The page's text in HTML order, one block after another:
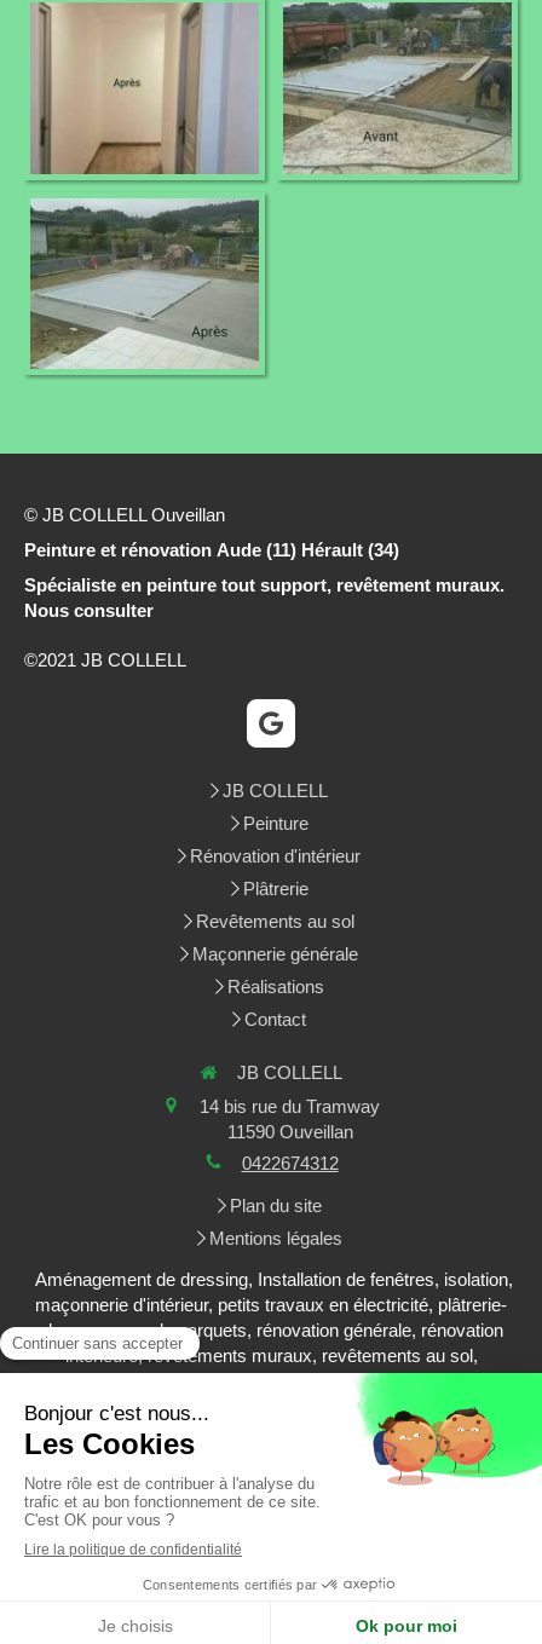
Appeler Demander un devis
© JB COLLELL Ouveillan
Peinture et rénovation Aude (11) Hérault (34)
Spécialiste en peinture tout support, revêtement muraux.
Nous consulter
©2021 JB COLLELL
JB COLLELL
Peinture
Rénovation d'intérieur
Plâtrerie
Revêtements au sol
Maçonnerie générale
Réalisations
Contact
JB COLLELL
14 bis rue du Tramway
11590 Ouveillan
0422674312
Plan du site
Mentions légales
Aménagement de dressing, Installation de fenêtres, isolation,
maçonnerie d'intérieur, petits travaux en électricité, plâtrerie-
plaques, pose de parquets, rénovation générale, rénovation
intérieure, revêtements muraux, revêtements au sol,
aménagement de salle de bain, aménagement de cuisine,
aménagements extérieurs